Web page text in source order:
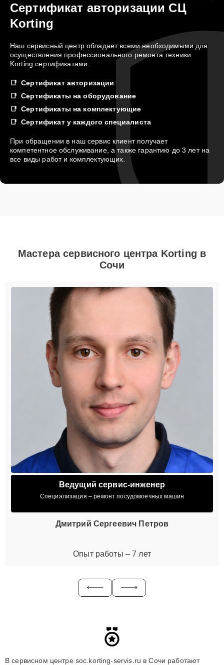
Сертификат авторизации СЦ
Korting
Наш сервисный центр обладает всеми необходимыми для
осуществления профессионального ремонта техники
Korting сертификатами:
Сертификат авторизации
Сертификаты на оборудование
Сертификаты на комплектующие
Сертификат у каждого специалиста
При обращении в наш сервис клиент получает
компетентное обслуживание, а также гарантию до 3 лет на
все виды работ и комплектующих.
Мастера сервисного центра Korting в
Сочи
Ведущий сервис-инженер
Специализация – ремонт посудомоечных машин
Дмитрий Сергеевич Петров
Опыт работы – 7 лет
В сервисном центре soc.korting-servis.ru в Сочи работают